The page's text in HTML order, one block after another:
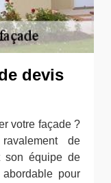
devis
votre façade ?
de
son équipe de
pour